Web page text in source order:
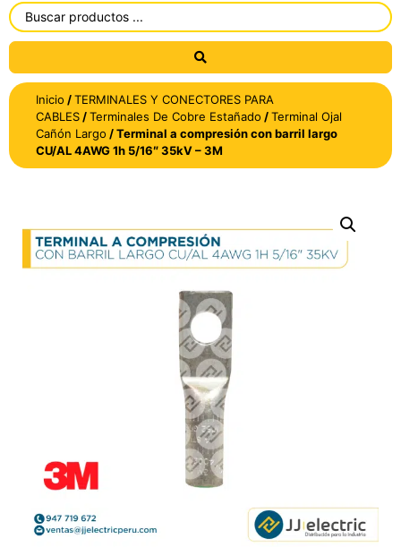
Inicio /TERMINALES Y CONECTORES PARA
CABLES /Terminales De Cobre Estañado /Terminal Ojal
Cañón Largo / Terminal a compresión con barril largo
CU/AL 4AWG 1h 5/16″ 35kV – 3M